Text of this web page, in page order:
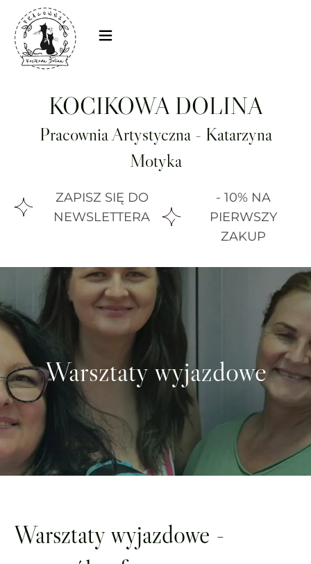
KOCIKOWA DOLINA
Pracownia Artystyczna - Katarzyna
Motyka
ZAPISZ SIĘ DO
NEWSLETTERA
- 10% NA
PIERWSZY
ZAKUP
Warsztaty wyjazdowe
Warsztaty wyjazdowe -